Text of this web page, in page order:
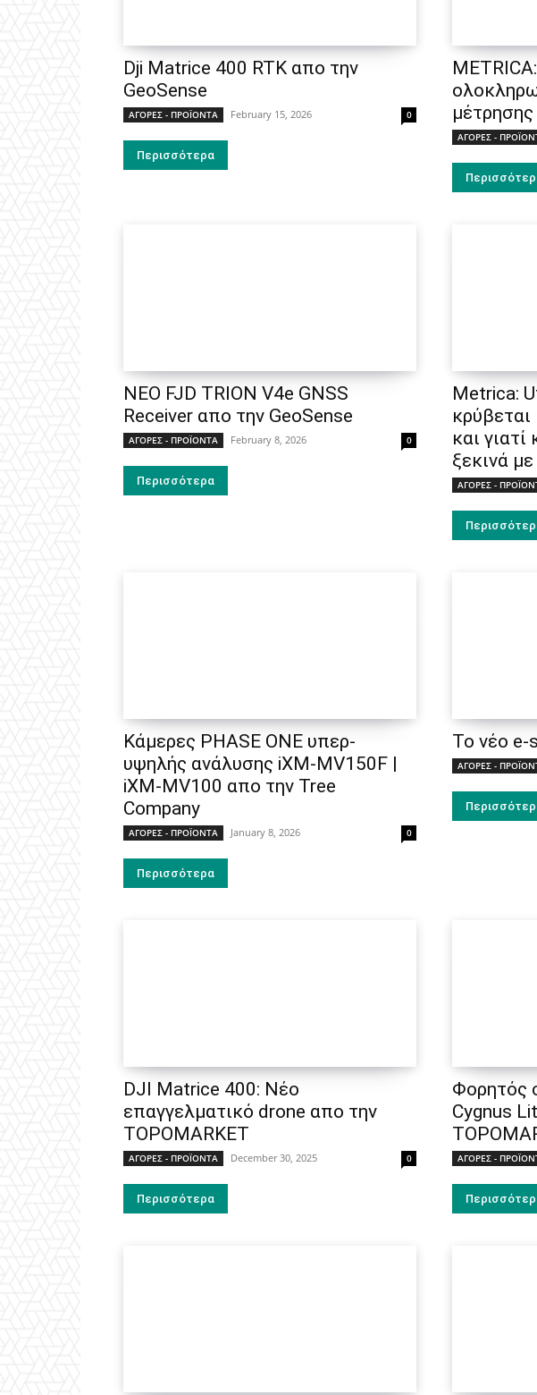
Dji Matrice 400 RTK απο την
GeoSense
ΑΓΟΡΕΣ - ΠΡΟΪΟΝΤΑ February 15, 2026 0
Περισσότερα
ΑΓΟΡΕΣ -
ΝΕΟ FJD TRION V4e GNSS
Receiver απο την GeoSense
ΑΓΟΡΕΣ - ΠΡΟΪΟΝΤΑ February 8, 2026 0
Περισσότερα
Metrica:
και
ξεκινά
ΑΓΟΡΕΣ -
Κάμερες PHASE ONE υπερ-
υψηλής ανάλυσης iXM-MV150F |
iXM-MV100 απο την Tree
Company
ΑΓΟΡΕΣ - ΠΡΟΪΟΝΤΑ January 8, 2026 0
Περισσότερα
Το νέο e-
ΑΓΟΡΕΣ -
DJI Matrice 400: Νέο
επαγγελματικό drone απο την
TOPOMARKET
ΑΓΟΡΕΣ - ΠΡΟΪΟΝΤΑ December 30, 2025 0
Περισσότερα
Φορητός
Cygnus
ΑΓΟΡΕΣ -